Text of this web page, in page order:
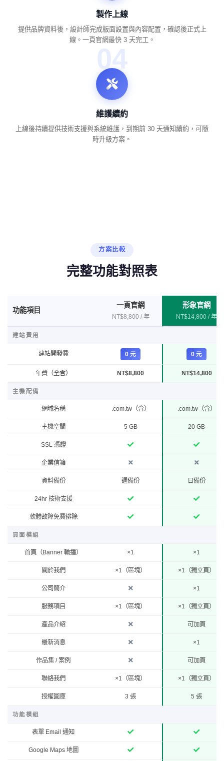
製作上線
提供品牌資料後，設計師完成版面設置與內容配置，確認後正式上
線。一頁官網最快 3 天完工。
維護續約
上線後持續提供技術支援與系統維護，到期前 30 天通知續約，可隨
時升級方案。
方案比較
完整功能對照表
功能項目
一頁官網
NT$8,800 / 年
形象官網
NT$14,800 / 年
建站費用
建站開發費 0 元 0 元
年費（全含） NT$8,800 NT$14,800
主機配備
網域名稱 .com.tw（含） .com.tw（含）
主機空間 5 GB 20 GB
SSL 憑證
企業信箱
資料備份 週備份 日備份
24hr 技術支援
軟體故障免費排除
頁面模組
首頁（Banner 輪播） ×1 ×1
關於我們 ×1（區塊） ×1（獨立頁）
公司簡介 ×1
服務項目 ×1（區塊） ×1（獨立頁）
產品介紹 可加頁
最新消息 ×1
作品集 / 案例 可加頁
聯絡我們 ×1（區塊） ×1（獨立頁）
授權圖庫 3 張 5 張
功能模組
表單 Email 通知
Google Maps 地圖